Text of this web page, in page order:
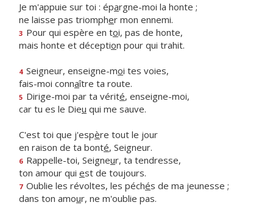
Je m'appuie sur toi : épargne-moi la honte ;
ne laisse pas triompher mon ennemi.
3 Pour qui espère en toi, pas de honte,
mais honte et déception pour qui trahit.
4 Seigneur, enseigne-moi tes voies,
fais-moi connaître ta route.
5 Dirige-moi par ta vérité, enseigne-moi,
car tu es le Dieu qui me sauve.
C'est toi que j'espère tout le jour
en raison de ta bonté, Seigneur.
6 Rappelle-toi, Seigneur, ta tendresse,
ton amour qui est de toujours.
7 Oublie les révoltes, les péchés de ma jeunesse ;
dans ton amour, ne m'oublie pas.